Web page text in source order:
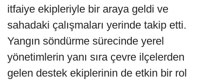
itfaiye ekipleriyle bir araya geldi ve
sahadaki çalışmaları yerinde takip etti.
Yangın söndürme sürecinde yerel
yönetimlerin yanı sıra çevre ilçelerden
gelen destek ekiplerinin de etkin bir rol